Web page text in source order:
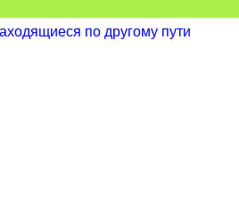
по другому пути